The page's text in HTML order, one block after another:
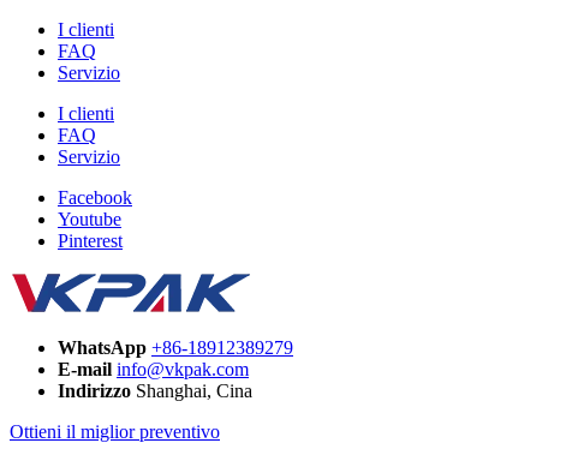
I clienti
FAQ
Servizio
I clienti
FAQ
Servizio
Facebook
Youtube
Pinterest
WhatsApp +86-18912389279
E-mail info@vkpak.com
Indirizzo Shanghai, Cina
Ottieni il miglior preventivo